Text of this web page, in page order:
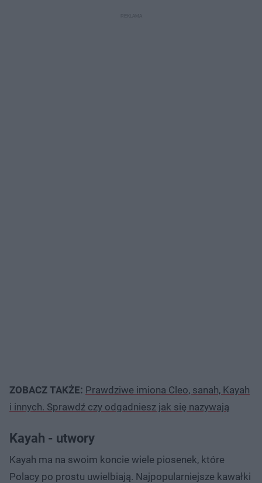
ZOBACZ TAKŻE: Prawdziwe imiona Cleo, sanah, Kayah
i innych. Sprawdź czy odgadniesz jak się nazywają
Kayah - utwory
Kayah ma na swoim koncie wiele piosenek, które
Polacy po prostu uwielbiają. Najpopularniejsze kawałki